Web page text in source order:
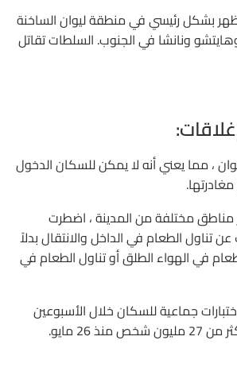
بشكل رئيسي في منطقة ليوان الساخنة
ونانشا في الجنوب. السلطات تقاتل
، مما يعني أنه لا يمكن للسكان الدخول
مناطق مختلفة من المدينة ، اضطرت
تناول الطعام في الداخل والانتقال بدلاً
في الهواء الطلق أو تناول الطعام في
جماعية للسكان خلال الأسبوعين
26 مايو.